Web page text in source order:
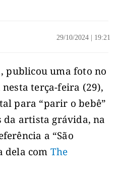
29/10/2024 19:21
publicou uma foto no
terça-feira (29),
para “parir o bebê”
da artista grávida, na
a “São
dela com The